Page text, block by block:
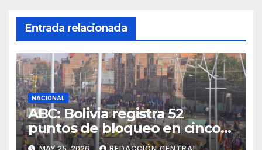
Entrada relacionada
NACIONAL
ABC: Bolivia registra 52
puntos de bloqueo en cinco
departamentos